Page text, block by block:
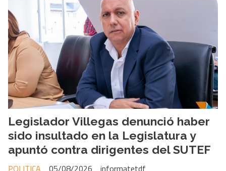
Legislador Villegas denunció haber
sido insultado en la Legislatura y
apuntó contra dirigentes del SUTEF
informatetdf
POLITICA 05/08/2026